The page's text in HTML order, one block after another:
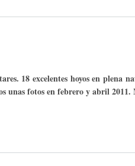
18 excelentes hoyos en plena
unas fotos en febrero y abril 2011.